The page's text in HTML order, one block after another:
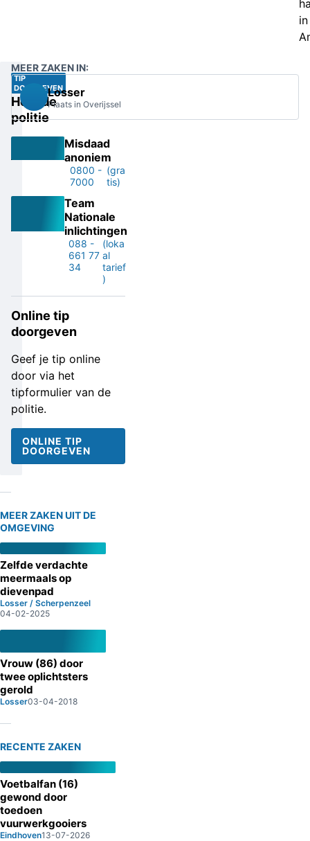
in
TIP
DOORGEVEN
Help de
politie
Misdaad
anoniem
0800 -
7000
(gra
tis)
Team
Nationale
inlichtingen
088 -
661 77
34
(loka
al
tarief
)
Online tip
doorgeven
Geef je tip online
door via het
tipformulier van de
politie.
ONLINE TIP
DOORGEVEN
MEER ZAKEN IN:
Losser
Plaats in Overijssel
MEER ZAKEN UIT DE
OMGEVING
Zelfde verdachte
meermaals op
dievenpad
Losser / Scherpenzeel
04-02-2025
Vrouw (86) door
twee oplichtsters
gerold
Losser03-04-2018
RECENTE ZAKEN
Voetbalfan (16)
gewond door
toedoen
vuurwerkgooiers
Eindhoven13-07-2026